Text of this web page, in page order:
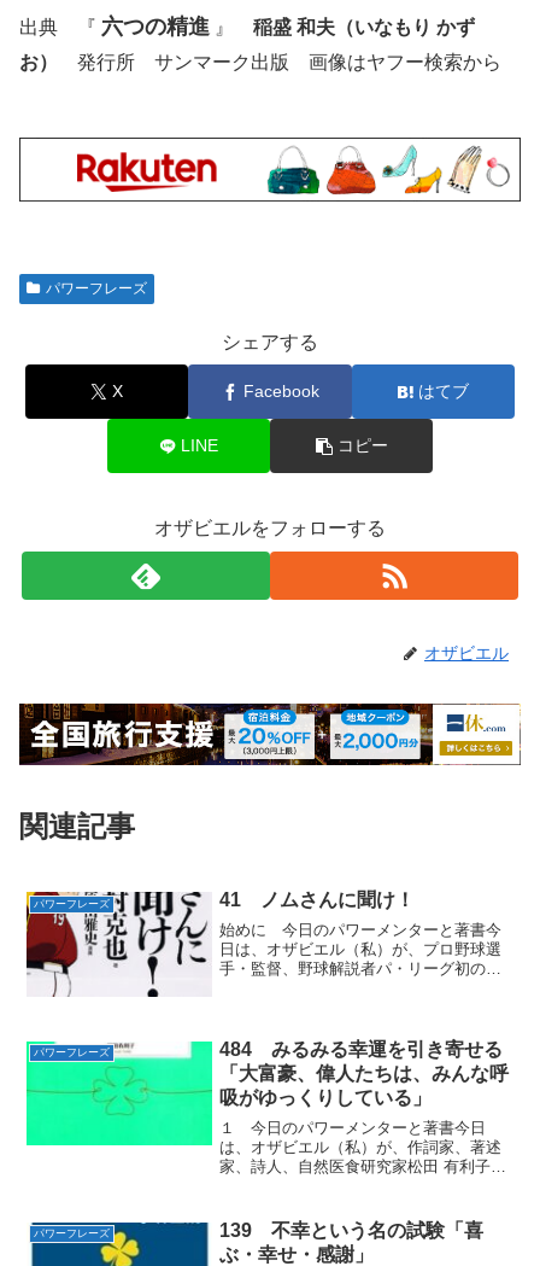
出典 『 六つの精進 』 稲盛 和夫（いなもり かず
お）
発行所 サンマーク出版 画像はヤフー検索から
パワーフレーズ
シェアする
X Facebook はてブ
LINE コピー
オザビエルをフォローする
オザビエル
関連記事
パワーフレーズ 41 ノムさんに聞け！
始めに 今日のパワーメンターと著書今
日は、オザビエル（私）が、プロ野球選
手・監督、野球解説者パ・リーグ初の三
パワーフレーズ
484 みるみる幸運を引き寄せる
「大富豪、偉人たちは、みんな呼
吸がゆっくりしている」
１ 今日のパワーメンターと著書今日
は、オザビエル（私）が、作詞家、著述
家、詩人、自然医食研究家松田 有利子
なこと』から学んだ思考は現実化する
「パワーフレーズ」をお届け...
パワーフレーズ
139 不幸という名の試験「喜
ぶ・幸せ・感謝」